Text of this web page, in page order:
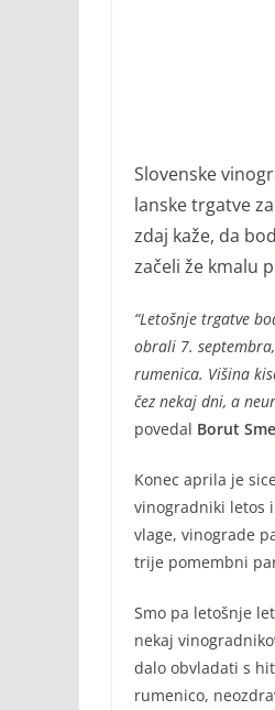
Slovenske
lanske trgatve
zdaj kaže, da
začeli že kmalu
“Letošnje trgatve
obrali 7.
rumenica. Višina
čez nekaj dni, a
povedal Borut
Konec aprila je
vinogradniki letos
vlage, vinograde
trije pomembni
Smo pa letošnje
nekaj
dalo obvladati s
rumenico,